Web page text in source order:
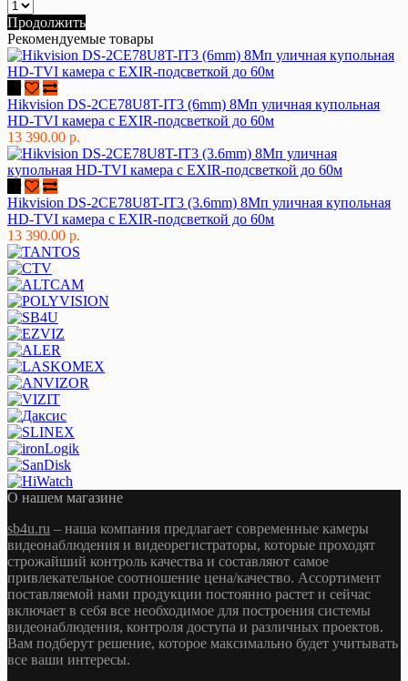
Продолжить
Рекомендуемые товары
Hikvision DS-2CE78U8T-IT3 (6mm) 8Мп уличная купольная
HD-TVI камера с EXIR-подсветкой до 60м
13 390.00 р.
Hikvision DS-2CE78U8T-IT3 (3.6mm) 8Мп уличная купольная
HD-TVI камера с EXIR-подсветкой до 60м
13 390.00 р.
О нашем магазине
sb4u.ru – наша компания предлагает современные камеры
видеонаблюдения и видеорегистраторы, которые проходят
строжайший контроль качества и составляют самое
привлекательное соотношение цена/качество. Ассортимент
поставляемой нами продукции постоянно растет и сейчас
включает в себя все необходимое для построения системы
видеонаблюдения, контроля доступа и различных проектов.
Вам подберут решение, которое максимально будет учитывать
все ваши интересы.